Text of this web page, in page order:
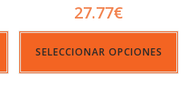
27.77€
SELECCIONAR OPCIONES